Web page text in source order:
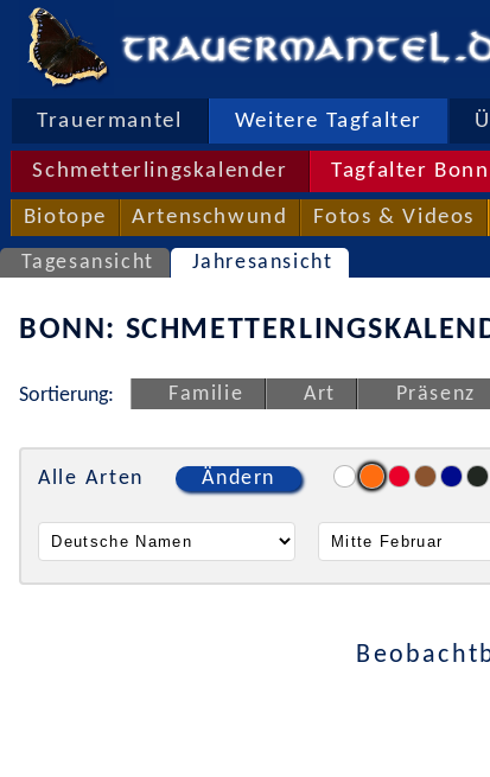
Trauermantel Weitere Tagfalter
Schmetterlingskalender Tagfalter
Biotope Artenschwund Fotos & Videos
Tagesansicht Jahresansicht
BONN:
Sortierung: Familie Art Präsenz
Alle Arten Ändern